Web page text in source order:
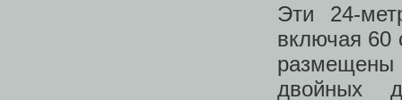
Эти 24-
включая 60
двойных